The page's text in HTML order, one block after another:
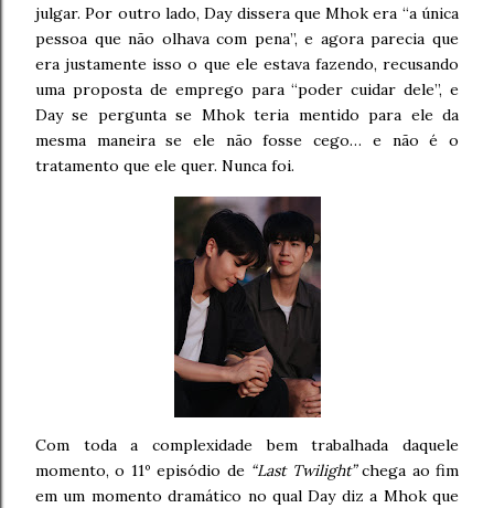
julgar. Por outro lado, Day dissera que Mhok era “a única
pessoa que não olhava com pena”, e agora parecia que
era justamente isso o que ele estava fazendo, recusando
uma proposta de emprego para “poder cuidar dele”, e
Day se pergunta se Mhok teria mentido para ele da
mesma maneira se ele não fosse cego… e não é o
tratamento que ele quer. Nunca foi.
Com toda a complexidade bem trabalhada daquele
momento, o 11º episódio de “Last Twilight”chega ao fim
em um momento dramático no qual Day diz a Mhok que